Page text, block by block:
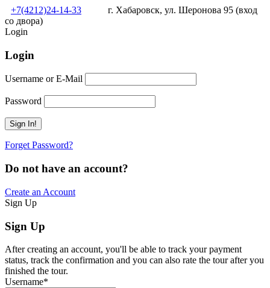
+7(4212)24-14-33
г. Хабаровск, ул. Шеронова 95 (вход
со двора)
Login
Login
Username or E-Mail
Password
Forget Password?
Do not have an account?
Create an Account
Sign Up
Sign Up
After creating an account, you'll be able to track your payment
status, track the confirmation and you can also rate the tour after you
finished the tour.
Username*